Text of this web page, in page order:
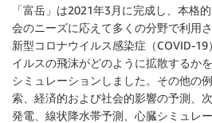
「富岳」は2021年3月に完成し、本格
会のニーズに応えて多くの分野で利用さ
新型コロナウイルス感染症（COVID-
イルスの飛沫がどのように拡散するか
シミュレーションしました。その他の
索、経済的および社会的影響の予測、
発電、線状降水帯予測、心臓シミュレ